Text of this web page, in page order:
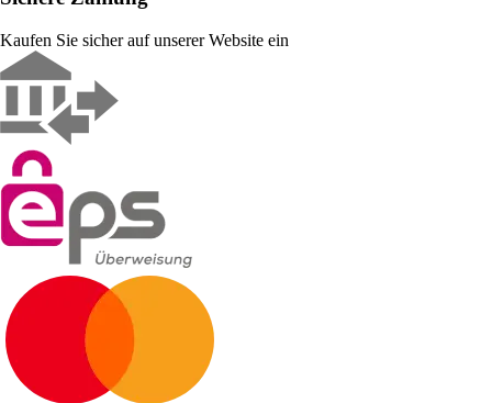
Kaufen Sie sicher auf unserer Website ein